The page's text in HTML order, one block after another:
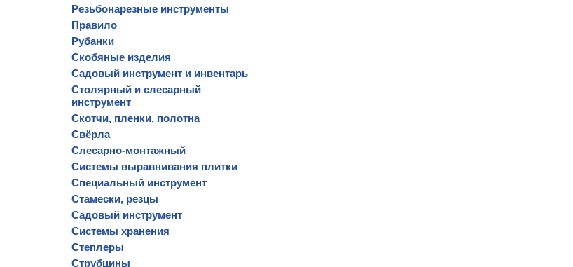
Резьбонарезные инструменты
Правило
Рубанки
Скобяные изделия
Садовый инструмент и инвентарь
Столярный и слесарный
инструмент
Скотчи, пленки, полотна
Свёрла
Слесарно-монтажный
Системы выравнивания плитки
Специальный инструмент
Стамески, резцы
Садовый инструмент
Системы хранения
Степлеры
Струбцины